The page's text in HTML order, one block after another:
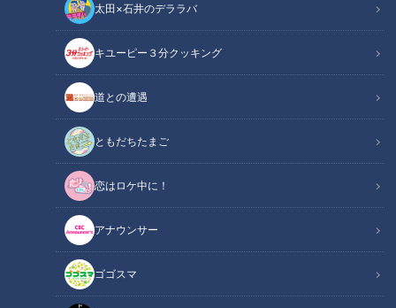
太田×石井のデララバ
キユーピー３分クッキング
道との遭遇
ともだちたまご
恋はロケ中に！
アナウンサー
ゴゴスマ
CBCテレビ：画像『キユーピー3分クッキング』
この記事の画像